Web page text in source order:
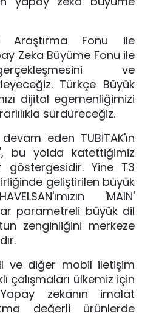
Araştırma Fonu ile
Zeka Büyüme Fonu ile
ve
Türkçe Büyük
dijital egemenliğimizi
sürdüreceğiz.
eden TÜBİTAK'ın
bu yolda katettiğimiz
Yine T3
geliştirilen büyük
'MAIN'
parametreli büyük dil
zenginliğini merkeze
ve diğer mobil iletişim
çalışmaları ülkemiz için
zekanın imalat
değerli ürünlerde